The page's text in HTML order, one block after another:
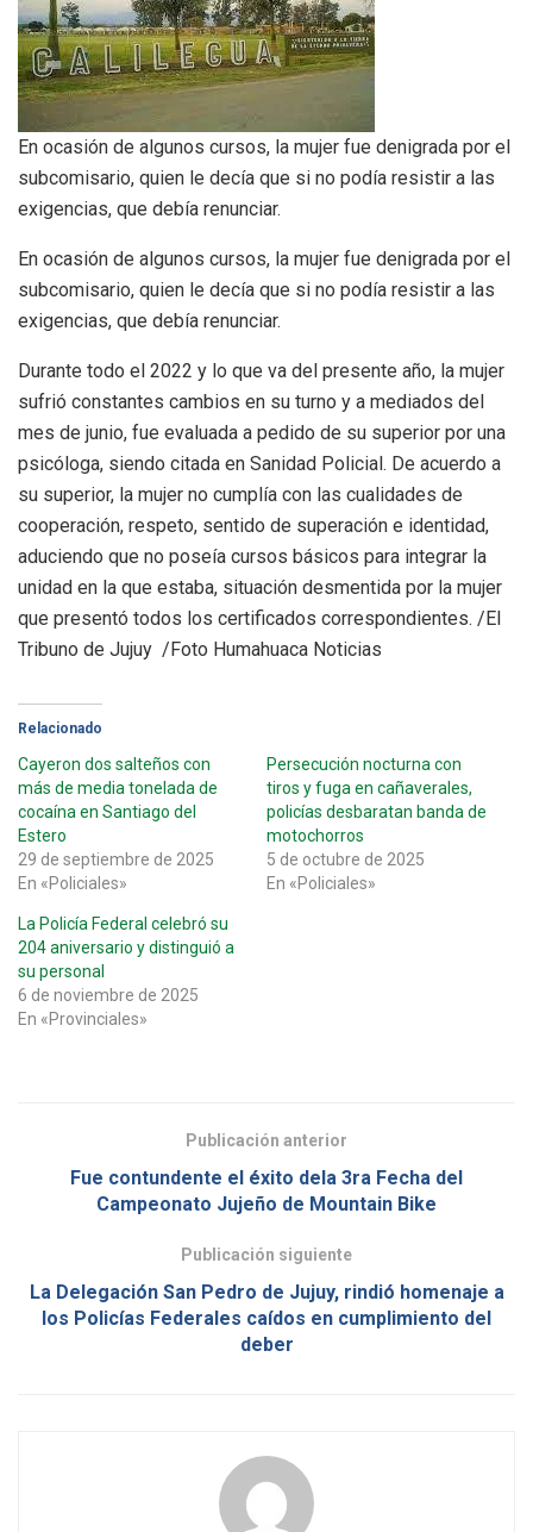
En ocasión de algunos cursos, la mujer fue denigrada por el
subcomisario, quien le decía que si no podía resistir a las
exigencias, que debía renunciar.
En ocasión de algunos cursos, la mujer fue denigrada por el
subcomisario, quien le decía que si no podía resistir a las
exigencias, que debía renunciar.
Durante todo el 2022 y lo que va del presente año, la mujer
sufrió constantes cambios en su turno y a mediados del
mes de junio, fue evaluada a pedido de su superior por una
psicóloga, siendo citada en Sanidad Policial. De acuerdo a
su superior, la mujer no cumplía con las cualidades de
cooperación, respeto, sentido de superación e identidad,
aduciendo que no poseía cursos básicos para integrar la
unidad en la que estaba, situación desmentida por la mujer
que presentó todos los certificados correspondientes. /El
Tribuno de Jujuy /Foto Humahuaca Noticias
Relacionado
Cayeron dos salteños con
más de media tonelada de
cocaína en Santiago del
Estero
29 de septiembre de 2025
En «Policiales»
Persecución nocturna con
tiros y fuga en cañaverales,
policías desbaratan banda de
motochorros
5 de octubre de 2025
En «Policiales»
La Policía Federal celebró su
204 aniversario y distinguió a
su personal
6 de noviembre de 2025
En «Provinciales»
Publicación anterior
Fue contundente el éxito dela 3ra Fecha del
Campeonato Jujeño de Mountain Bike
Publicación siguiente
La Delegación San Pedro de Jujuy, rindió homenaje a
los Policías Federales caídos en cumplimiento del
deber